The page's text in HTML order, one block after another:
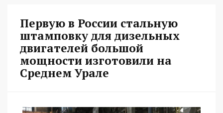
Первую в России стальную
штамповку для дизельных
двигателей большой
мощности изготовили на
Среднем Урале